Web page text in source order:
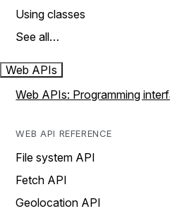
Using classes
See all…
Web APIs
Web APIs: Programming
WEB API REFERENCE
File system API
Fetch API
Geolocation API